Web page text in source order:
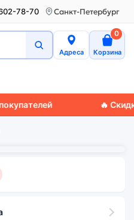
78-70 Санкт-Петербург
Адреса Корзина
0
🔥 Скидки до